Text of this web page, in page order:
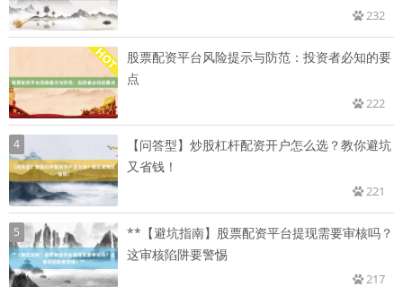
232
股票配资平台风险提示与防范：投资者必知的要
点
222
4
【问答型】炒股杠杆配资开户怎么选？教你避坑
又省钱！
221
5
**【避坑指南】股票配资平台提现需要审核吗？
这审核陷阱要警惕
217